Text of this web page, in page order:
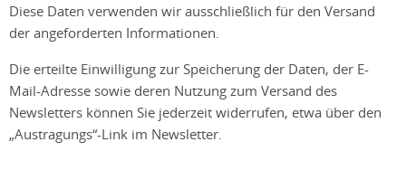
Diese Daten verwenden wir ausschließlich für den Versand
der angeforderten Informationen.
Die erteilte Einwilligung zur Speicherung der Daten, der E-
Mail-Adresse sowie deren Nutzung zum Versand des
Newsletters können Sie jederzeit widerrufen, etwa über den
„Austragungs“-Link im Newsletter.